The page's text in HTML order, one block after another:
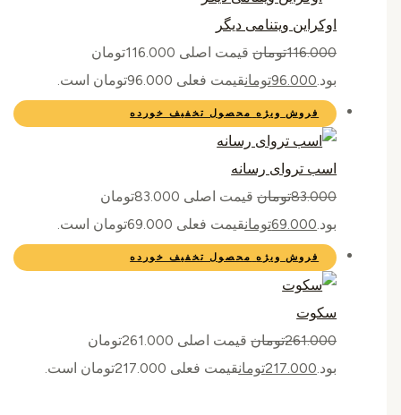
اوکراین ویتنامی دیگر
116.000تومان
قیمت اصلی 116.000تومان
96.000تومانقیمت فعلی 96.000تومان است.
فروش ویژه محصول تخفیف خورده
اسب تروای رسانه
83.000تومان
قیمت اصلی 83.000تومان
69.000تومانقیمت فعلی 69.000تومان است.
فروش ویژه محصول تخفیف خورده
سکوت
261.000تومان
قیمت اصلی 261.000تومان
217.000تومانقیمت فعلی 217.000تومان است.